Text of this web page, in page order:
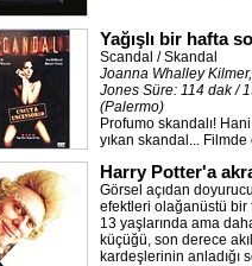
Yağışlı bir hafta
Scandal / Skandal
Joanna Whalley
Jones Süre: 114 dak /
(Palermo)
Profumo skandalı!
yıkan skandal... Filmde
Harry Potter'a
Görsel açıdan
efektleri olağanüstü bir
13 yaşlarında ama
küçüğü, son derece
kardeşlerinin anladığı